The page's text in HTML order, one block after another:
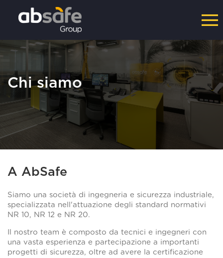
Chi siamo
A AbSafe
Siamo una società di ingegneria e sicurezza industriale,
specializzata nell'attuazione degli standard normativi
NR 10, NR 12 e NR 20.
Il nostro team è composto da tecnici e ingegneri con
una vasta esperienza e partecipazione a importanti
progetti di sicurezza, oltre ad avere la certificazione